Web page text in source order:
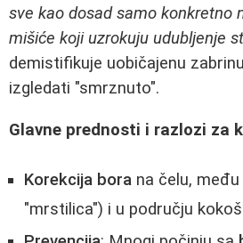
sve kao dosad samo konkretno
mišiće koji uzrokuju udubljenje
demistifikuje uobičajenu
izgledati "smrznuto".
Glavne prednosti i razlozi za
Korekcija bora na čelu,
"mrstilica") i u području